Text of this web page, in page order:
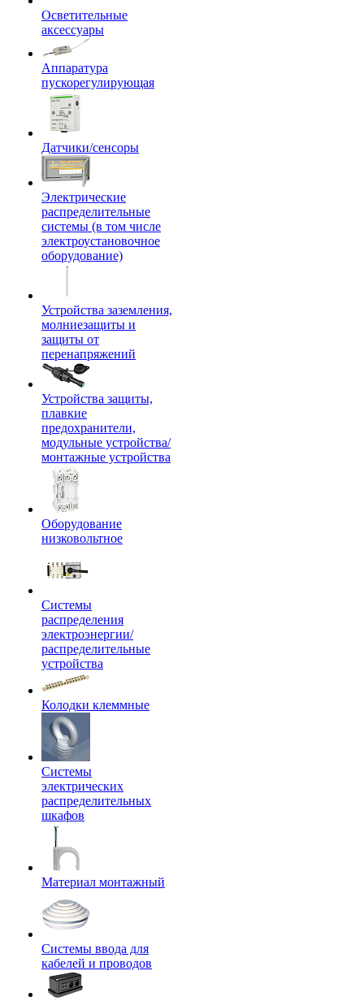
Осветительные
аксессуары
Аппаратура
пускорегулирующая
Датчики/сенсоры
Электрические
распределительные
системы (в том числе
электроустановочное
оборудование)
Устройства заземления,
молниезащиты и
защиты от
перенапряжений
Устройства защиты,
плавкие
предохранители,
модульные устройства/
монтажные устройства
Оборудование
низковольтное
Системы
распределения
электроэнергии/
распределительные
устройства
Колодки клеммные
Системы
электрических
распределительных
шкафов
Материал монтажный
Системы ввода для
кабелей и проводов